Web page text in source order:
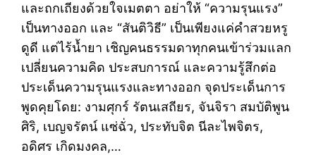
และถกเถียงด้วยใจเมตตา อย่าให้ “ความรุนแรง”
เป็นทางออก และ “สันติวิธี” เป็นเพียงแค่คำสวยหรู
ดูดี แต่ไร้น้ำยา เชิญคนธรรมดาทุกคนเข้าร่วมแลก
เปลี่ยนความคิด ประสบการณ์ และความรู้สึกต่อ
ประเด็นความรุนแรงและทางออก จุดประเด็นการ
พูดคุยโดย: งามศุกร์ รัตนเสถียร, จันจิรา สมบัติพูน
ศิริ, เบญจรัตน์ แซ่ฉั่ว, ประทับจิต นีละไพจิตร,
อดิศร เกิดมงคล,…